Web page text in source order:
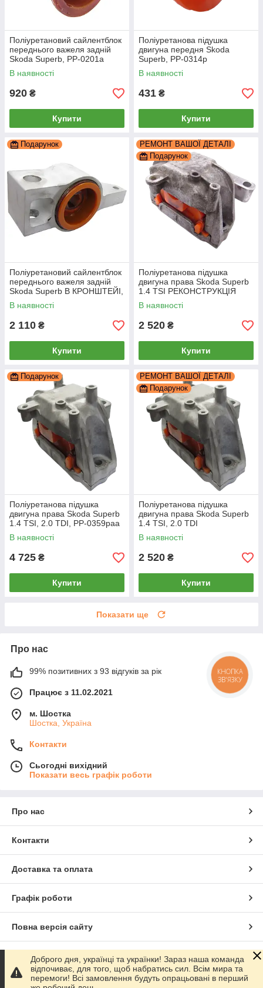
Поліуретановий сайлентблок
переднього важеля задній
Skoda Superb, PP-0201a
В наявності
920 ₴
Купити
Поліуретанова підушка
двигуна передня Skoda
Superb, PP-0314p
В наявності
431 ₴
Купити
Подарунок
Поліуретановий сайлентблок
переднього важеля задній
Skoda Superb В КРОНШТЕЙІ,
PP-0201da
В наявності
2 110 ₴
Купити
РЕМОНТ ВАШОЇ ДЕТАЛІ
Подарунок
Поліуретанова підушка
двигуна права Skoda Superb
1.4 TSI РЕКОНСТРУКЦІЯ
ВАШОЇ, PP-0359pbe
В наявності
2 520 ₴
Купити
Подарунок
Поліуретанова підушка
двигуна права Skoda Superb
1.4 TSI, 2.0 TDI, PP-0359paa
В наявності
4 725 ₴
Купити
РЕМОНТ ВАШОЇ ДЕТАЛІ
Подарунок
Поліуретанова підушка
двигуна права Skoda Superb
1.4 TSI, 2.0 TDI
РЕКОНСТРУКЦІЯ ВАШОЇ,
PP-0359pba
В наявності
2 520 ₴
Купити
Показати ще
Про нас
99% позитивних з 93 відгуків за рік
Працює з 11.02.2021
м. Шостка
Шостка, Україна
Контакти
Сьогодні вихідний
Показати весь графік роботи
Про нас
Контакти
Доставка та оплата
Графік роботи
Повна версія сайту
Сайт створено на маркетплейсіProm.ua
Політика конфіденційності
Доброго дня, українці та українки! Зараз наша команда
відпочиває, для того, щоб набратись сил. Всім мира та
перемоги! Всі замовлення будуть опрацьовані в перший
КНОПКА
ЗВ'ЯЗКУ